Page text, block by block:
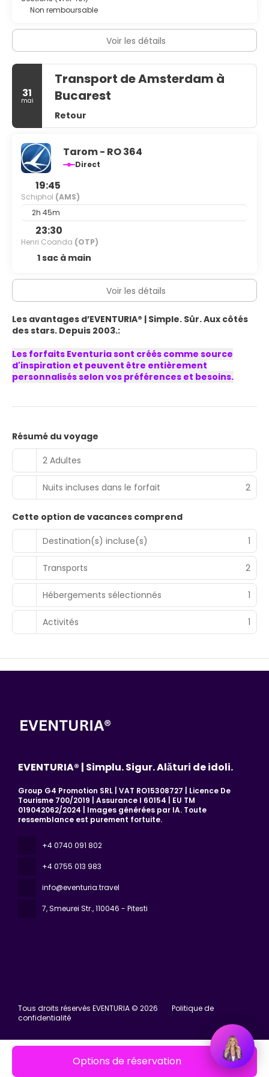
Options de réservation
Non remboursable
Voir les détails
31
mai
Transport de Amsterdam à
Bucarest
Retour
Tarom - RO 364
Direct
19:45
Schiphol (AMS)
2h 45m
23:30
Henri Coanda (OTP)
1 sac à main
Voir les détails
Les avantages d’EVENTURIA® | Simple. Sûr. Aux côtés
des stars. Depuis 2003.:
Les forfaits Eventuria sont créés comme source
d'inspiration et peuvent être entièrement
personnalisés selon vos préférences et besoins.
Résumé du voyage
2 Adultes
Nuits incluses dans le forfait 2
Cette option de vacances comprend
Destination(s) incluse(s)
1
Transports 2
Hébergements sélectionnés 1
Activités 1
EVENTURIA® | Simplu. Sigur. Alături de idoli.
Group G4 Promotion SRL | VAT RO15308727 | Licence De
Tourisme 700/2019 | Assurance I 60154 | EU TM
019042062/2024 | Images générées par IA. Toute
ressemblance est purement fortuite.
+4 0740 091 802
+4 0755 013 983
info@eventuria.travel
7, Smeurei Str., 110046 - Pitesti
Tous droits réservés EVENTURIA © 2026
Politique de
confidentialité